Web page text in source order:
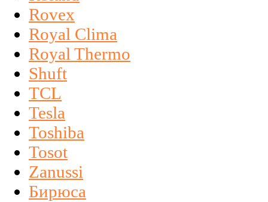
Rovex
Royal Clima
Royal Thermo
Shuft
TCL
Tesla
Toshiba
Tosot
Zanussi
Бирюса